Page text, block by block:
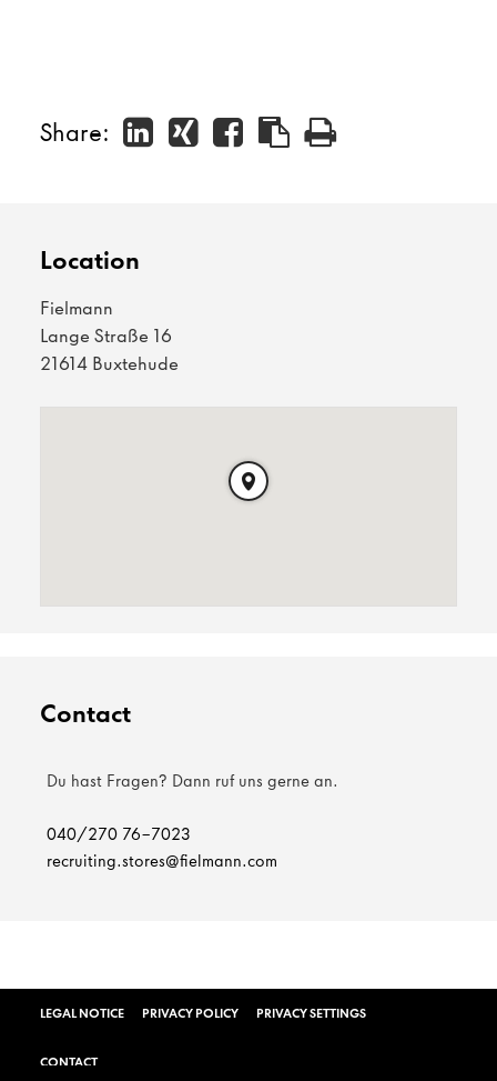
Share:
Location
Fielmann
Lange Straße 16
21614 Buxtehude
Contact
Du hast Fragen? Dann ruf uns gerne an.
040/270 76-7023
recruiting.stores@fielmann.com
LEGAL NOTICE PRIVACY POLICY PRIVACY SETTINGS
CONTACT